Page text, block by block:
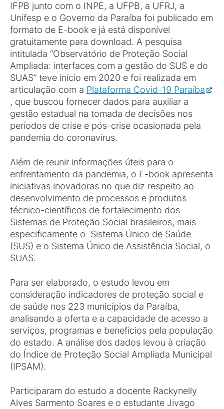
IFPB junto com o INPE, a UFPB, a UFRJ, a
Unifesp e o Governo da Paraíba foi publicado em
formato de E-book e já está disponível
gratuitamente para download. A pesquisa
intitulada “Observatório de Proteção Social
Ampliada: interfaces com a gestão do SUS e do
SUAS” teve início em 2020 e foi realizada em
articulação com a Plataforma Covid-19 Paraíba
, que buscou fornecer dados para auxiliar a
gestão estadual na tomada de decisões nos
períodos de crise e pós-crise ocasionada pela
pandemia do coronavírus.
Além de reunir informações úteis para o
enfrentamento da pandemia, o E-book apresenta
iniciativas inovadoras no que diz respeito ao
desenvolvimento de processos e produtos
técnico-científicos de fortalecimento dos
Sistemas de Proteção Social brasileiros, mais
especificamente o Sistema Único de Saúde
(SUS) e o Sistema Único de Assistência Social, o
SUAS.
Para ser elaborado, o estudo levou em
consideração indicadores de proteção social e
de saúde nos 223 municípios da Paraíba,
analisando a oferta e a capacidade de acesso a
serviços, programas e benefícios pela população
do estado. A análise dos dados levou à criação
do Índice de Proteção Social Ampliada Municipal
(IPSAM).
Participaram do estudo a docente Rackynelly
Alves Sarmento Soares e o estudante Jivago